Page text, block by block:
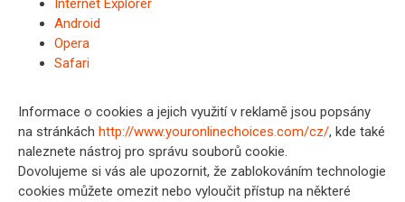
Internet Explorer
Android
Opera
Safari
Informace o cookies a jejich využití v reklamě jsou popsány
na stránkách http://www.youronlinechoices.com/cz/, kde také
naleznete nástroj pro správu souborů cookie.
Dovolujeme si vás ale upozornit, že zablokováním technologie
cookies můžete omezit nebo vyloučit přístup na některé